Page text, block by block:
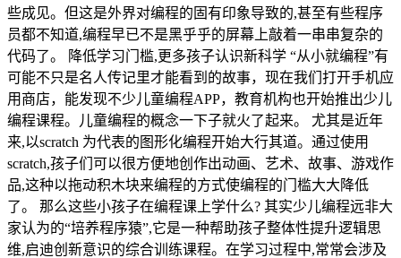
些成见。但这是外界对编程的固有印象导致的,甚至有些程序
员都不知道,编程早已不是黑乎乎的屏幕上敲着一串串复杂的
代码了。 降低学习门槛,更多孩子认识新科学 “从小就编程”有
可能不只是名人传记里才能看到的故事，现在我们打开手机应
用商店，能发现不少儿童编程APP，教育机构也开始推出少儿
编程课程。儿童编程的概念一下子就火了起来。 尤其是近年
来,以scratch 为代表的图形化编程开始大行其道。通过使用
scratch,孩子们可以很方便地创作出动画、艺术、故事、游戏作
品,这种以拖动积木块来编程的方式使编程的门槛大大降低
了。 那么这些小孩子在编程课上学什么? 其实少儿编程远非大
家认为的“培养程序猿”,它是一种帮助孩子整体性提升逻辑思
维,启迪创新意识的综合训练课程。在学习过程中,常常会涉及